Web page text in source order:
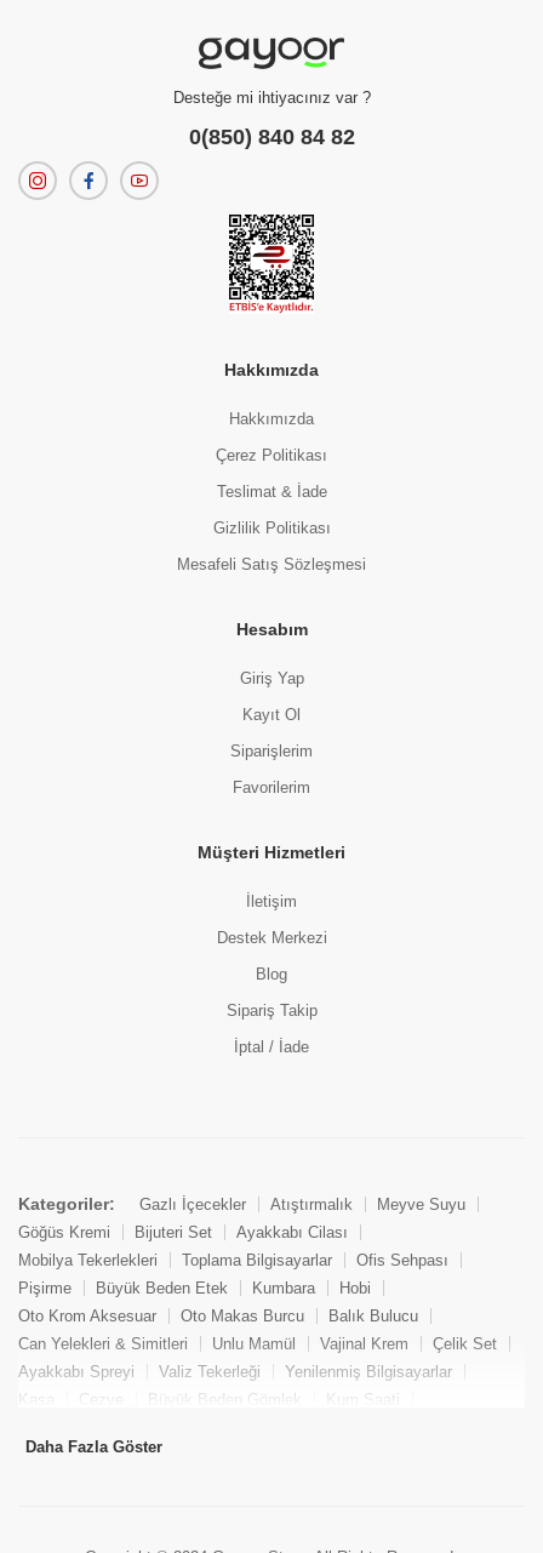
Desteğe mi ihtiyacınız var ?
0(850) 840 84 82
Hakkımızda
Hakkımızda
Çerez Politikası
Teslimat & İade
Gizlilik Politikası
Mesafeli Satış Sözleşmesi
Hesabım
Giriş Yap
Kayıt Ol
Siparişlerim
Favorilerim
Müşteri Hizmetleri
İletişim
Destek Merkezi
Blog
Sipariş Takip
İptal / İade
Kategoriler: Gazlı İçecekler Atıştırmalık
Meyve Suyu
Göğüs Kremi
Bijuteri Set
Ayakkabı Cilası
Mobilya Tekerlekleri
Toplama Bilgisayarlar
Ofis Sehpası
Pişirme
Büyük Beden Etek Kumbara
Hobi
Oto Krom Aksesuar
Oto Makas Burcu
Balık Bulucu
Can Yelekleri & Simitleri
Unlu Mamül Vajinal Krem
Çelik Set
Ayakkabı Spreyi
Valiz Tekerleği
Yenilenmiş Bilgisayarlar
Kasa
Cezve Büyük Beden Gömlek
Kum Saati
Tekne Bağlama & Demirleme
Daha Fazla Göster